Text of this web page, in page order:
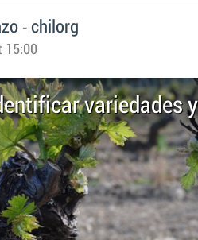
- chilorg
15:00
variedades